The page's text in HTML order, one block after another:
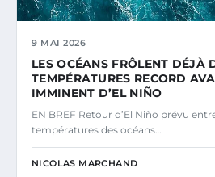
9 MAI 2026
LES OCÉANS FRÔLENT DÉJÀ
TEMPÉRATURES RECORD
IMMINENT D’EL NIÑO
EN BREF Retour d’El Niño prévu
températures des océans…
NICOLAS MARCHAND